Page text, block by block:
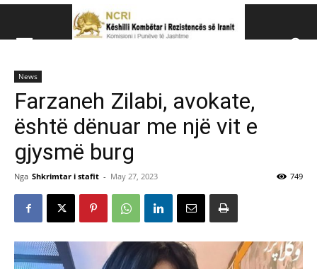
News
Farzaneh Zilabi, avokate,
është dënuar me një vit e
gjysmë burg
Nga Shkrimtar i stafit - May 27, 2023 749